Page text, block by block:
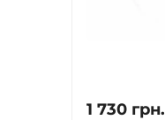
1 730 грн.